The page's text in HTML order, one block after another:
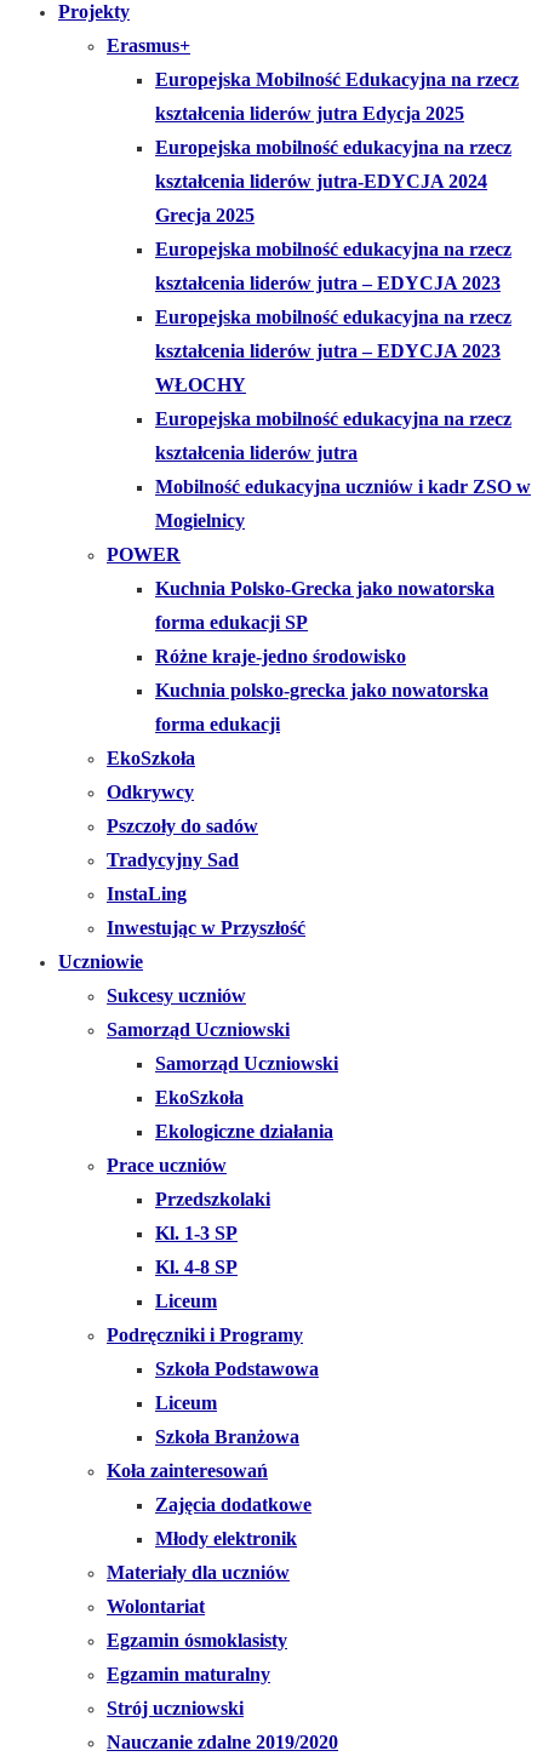
Projekty
Erasmus+
Europejska Mobilność Edukacyjna na rzecz
kształcenia liderów jutra Edycja 2025
Europejska mobilność edukacyjna na rzecz
kształcenia liderów jutra-EDYCJA 2024
Grecja 2025
Europejska mobilność edukacyjna na rzecz
kształcenia liderów jutra – EDYCJA 2023
Europejska mobilność edukacyjna na rzecz
kształcenia liderów jutra – EDYCJA 2023
WŁOCHY
Europejska mobilność edukacyjna na rzecz
kształcenia liderów jutra
Mobilność edukacyjna uczniów i kadr ZSO w
Mogielnicy
POWER
Kuchnia Polsko-Grecka jako nowatorska
forma edukacji SP
Różne kraje-jedno środowisko
Kuchnia polsko-grecka jako nowatorska
forma edukacji
EkoSzkoła
Odkrywcy
Pszczoły do sadów
Tradycyjny Sad
InstaLing
Inwestując w Przyszłość
Uczniowie
Sukcesy uczniów
Samorząd Uczniowski
Samorząd Uczniowski
EkoSzkoła
Ekologiczne działania
Prace uczniów
Przedszkolaki
Kl. 1-3 SP
Kl. 4-8 SP
Liceum
Podręczniki i Programy
Szkoła Podstawowa
Liceum
Szkoła Branżowa
Koła zainteresowań
Zajęcia dodatkowe
Młody elektronik
Materiały dla uczniów
Wolontariat
Egzamin ósmoklasisty
Egzamin maturalny
Strój uczniowski
Nauczanie zdalne 2019/2020